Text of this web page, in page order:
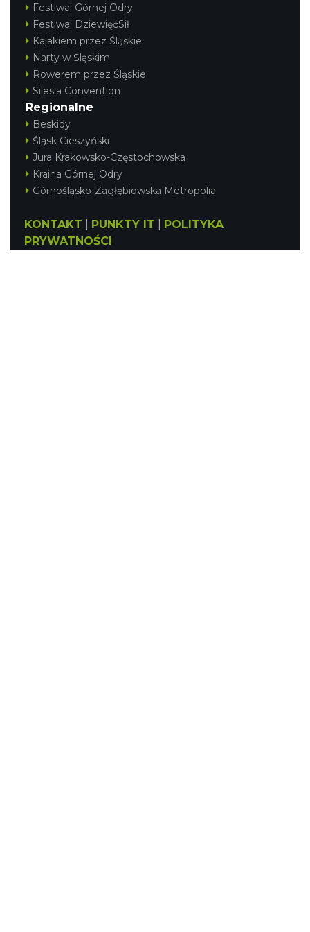
Festiwal Górnej Odry
Festiwal DziewięćSił
Kajakiem przez Śląskie
Narty w Śląskim
Rowerem przez Śląskie
Silesia Convention
Regionalne
Beskidy
Śląsk Cieszyński
Jura Krakowsko-Częstochowska
Kraina Górnej Odry
Górnośląsko-Zagłębiowska Metropolia
KONTAKT PUNKTY IT
POLITYKA
PRYWATNOŚCI